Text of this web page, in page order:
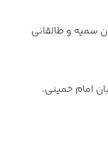
سمیه و طالقانی
امام خمینی،